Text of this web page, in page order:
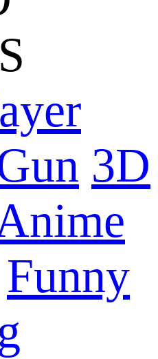
3D
Funny